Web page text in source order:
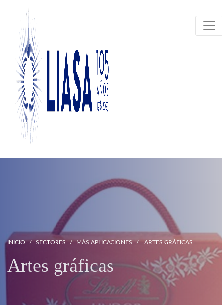
INICIO SECTORES MÁS APLICACIONES ARTES GRÁFICAS
Artes gráficas